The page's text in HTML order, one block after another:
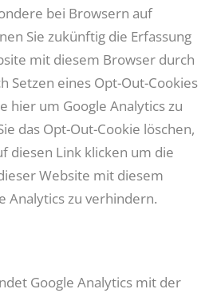
bei Browsern auf
Sie zukünftig die Erfassung
mit diesem Browser durch
Setzen eines Opt-Out-Cookies
hier um Google Analytics zu
das Opt-Out-Cookie löschen,
diesen Link klicken um die
Website mit diesem
Analytics zu verhindern.
Google Analytics mit der